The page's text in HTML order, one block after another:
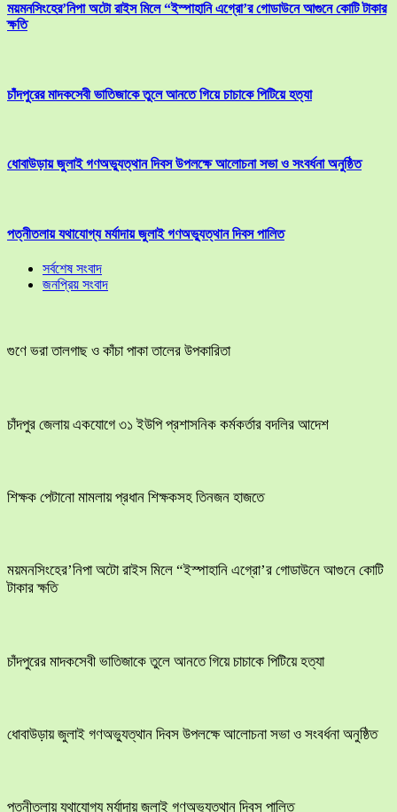
ময়মনসিংহের’নিপা অটো রাইস মিলে “ইস্পাহানি এগ্রো’র গোডাউনে আগুনে কোটি টাকার
ক্ষতি
চাঁদপুরের মাদকসেবী ভাতিজাকে তুলে আনতে গিয়ে চাচাকে পিটিয়ে হত্যা
ধোবাউড়ায় জুলাই গণঅভ্যুত্থান দিবস উপলক্ষে আলোচনা সভা ও সংবর্ধনা অনুষ্ঠিত
পত্নীতলায় যথাযোগ্য মর্যাদায় জুলাই গণঅভ্যুত্থান দিবস পালিত
সর্বশেষ সংবাদ
জনপ্রিয় সংবাদ
গুণে ভরা তালগাছ ও কাঁচা পাকা তালের উপকারিতা
চাঁদপুর জেলায় একযোগে ৩১ ইউপি প্রশাসনিক কর্মকর্তার বদলির আদেশ
শিক্ষক পেটানো মামলায় প্রধান শিক্ষকসহ তিনজন হাজতে
ময়মনসিংহের’নিপা অটো রাইস মিলে “ইস্পাহানি এগ্রো’র গোডাউনে আগুনে কোটি
টাকার ক্ষতি
চাঁদপুরের মাদকসেবী ভাতিজাকে তুলে আনতে গিয়ে চাচাকে পিটিয়ে হত্যা
ধোবাউড়ায় জুলাই গণঅভ্যুত্থান দিবস উপলক্ষে আলোচনা সভা ও সংবর্ধনা অনুষ্ঠিত
পত্নীতলায় যথাযোগ্য মর্যাদায় জুলাই গণঅভ্যুত্থান দিবস পালিত